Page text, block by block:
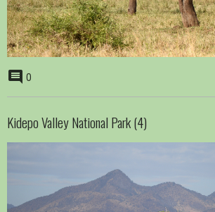
0
Kidepo Valley National Park (4)